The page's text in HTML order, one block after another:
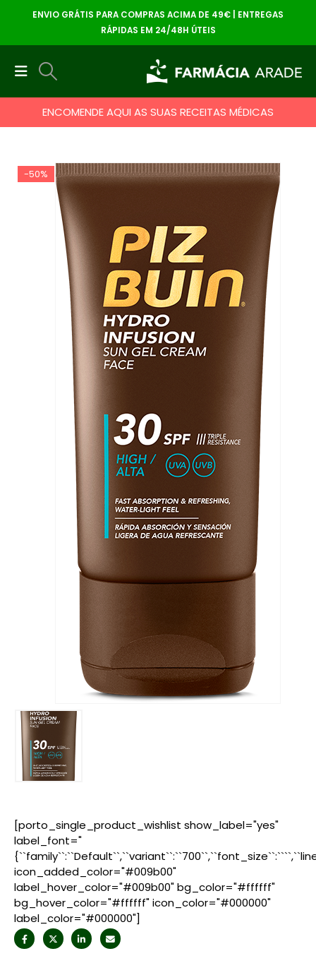
ENVIO GRÁTIS PARA COMPRAS ACIMA DE 49€ | ENTREGAS
RÁPIDAS EM 24/48H ÚTEIS
ENCOMENDE AQUI AS SUAS RECEITAS MÉDICAS
-50%
[porto_single_product_wishlist show_label="yes"
label_font="
icon_added_color="#009b00"
label_hover_color="#009b00" bg_color="#ffffff"
bg_hover_color="#ffffff" icon_color="#000000"
label_color="#000000"]